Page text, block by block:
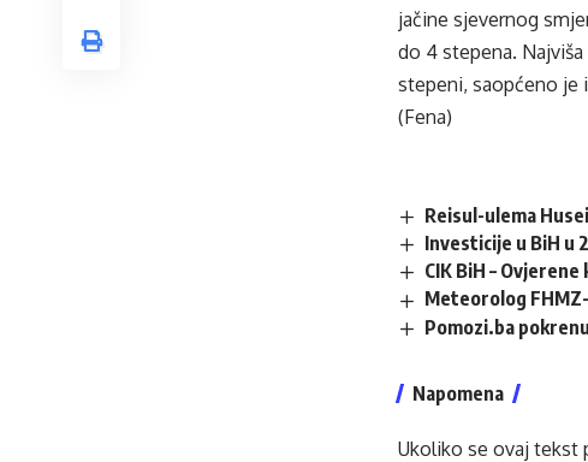
jačine sjevernog
do 4 stepena.
stepeni, saopćeno je
(Fena)
Reisul-ulema
Investicije u BiH u
CIK BiH –
Meteorolog
Pomozi.ba
Napomena
Ukoliko se ovaj tekst